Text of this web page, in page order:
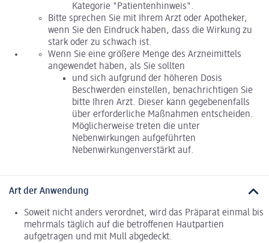
Kategorie "Patientenhinweis".
Bitte sprechen Sie mit Ihrem Arzt oder Apotheker,
wenn Sie den Eindruck haben, dass die Wirkung zu
stark oder zu schwach ist.
Wenn Sie eine größere Menge des Arzneimittels
angewendet haben, als Sie sollten
und sich aufgrund der höheren Dosis
Beschwerden einstellen, benachrichtigen Sie
bitte Ihren Arzt. Dieser kann gegebenenfalls
über erforderliche Maßnahmen entscheiden.
Möglicherweise treten die unter
Nebenwirkungen aufgeführten
Nebenwirkungenverstärkt auf.
Art der Anwendung
Soweit nicht anders verordnet, wird das Präparat einmal bis
mehrmals täglich auf die betroffenen Hautpartien
aufgetragen und mit Mull abgedeckt.